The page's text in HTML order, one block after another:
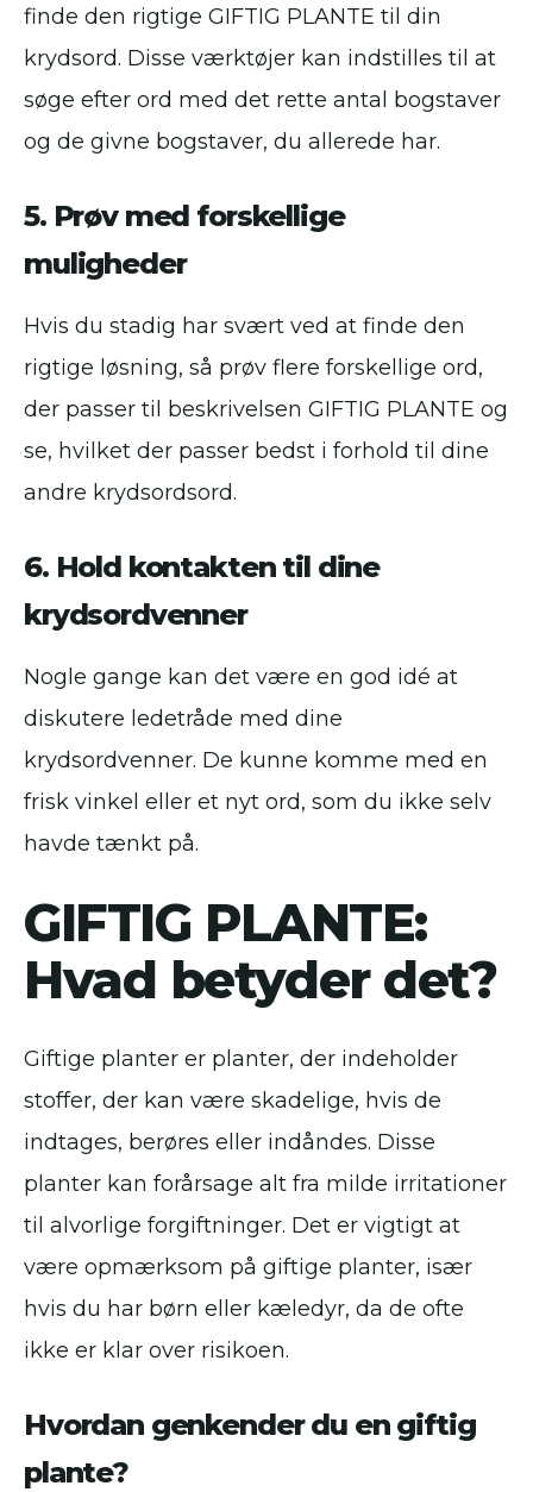
finde den rigtige GIFTIG PLANTE til din
krydsord. Disse værktøjer kan indstilles til at
søge efter ord med det rette antal bogstaver
og de givne bogstaver, du allerede har.
5. Prøv med forskellige
muligheder
Hvis du stadig har svært ved at finde den
rigtige løsning, så prøv flere forskellige ord,
der passer til beskrivelsen GIFTIG PLANTE og
se, hvilket der passer bedst i forhold til dine
andre krydsordsord.
6. Hold kontakten til dine
krydsordvenner
Nogle gange kan det være en god idé at
diskutere ledetråde med dine
krydsordvenner. De kunne komme med en
frisk vinkel eller et nyt ord, som du ikke selv
havde tænkt på.
GIFTIG PLANTE:
Hvad betyder det?
Giftige planter er planter, der indeholder
stoffer, der kan være skadelige, hvis de
indtages, berøres eller indåndes. Disse
planter kan forårsage alt fra milde irritationer
til alvorlige forgiftninger. Det er vigtigt at
være opmærksom på giftige planter, især
hvis du har børn eller kæledyr, da de ofte
ikke er klar over risikoen.
Hvordan genkender du en giftig
plante?